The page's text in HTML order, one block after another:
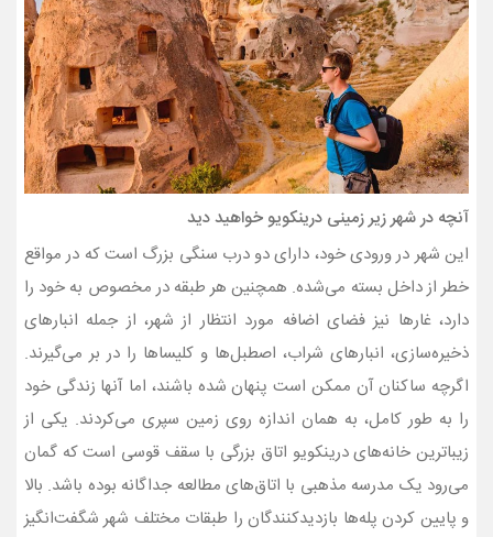
آنچه در شهر زیر زمینی درينکويو خواهید دید
این شهر در ورودی خود، دارای دو درب سنگی بزرگ است که در مواقع
خطر از داخل بسته می‌شده. همچنین هر طبقه در مخصوص به خود را
دارد، غارها نیز فضای اضافه مورد انتظار از شهر، از جمله انبارهای
ذخیره‌سازی، انبارهای شراب، اصطبل‌ها و کلیساها را در بر می‌گیرند.
اگرچه ساکنان آن ممکن است پنهان شده باشند، اما آنها زندگی خود
را به طور کامل، به همان اندازه روی زمین سپری می‌کردند. یکی از
زیباترین خانه‌های درينکويو اتاق بزرگی با سقف قوسی است که گمان
می‌رود یک مدرسه مذهبی با اتاق‌های مطالعه جداگانه بوده باشد. بالا
و پایین کردن پله‌ها بازدیدکنندگان را طبقات مختلف شهر شگفت‌انگیز